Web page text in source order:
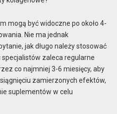
mogą być widoczne po około 4-
Nie ma jednak
jak długo należy stosować
zaleca regularne
co najmniej 3-6 miesięcy, aby
zamierzonych efektów,
suplementów w celu